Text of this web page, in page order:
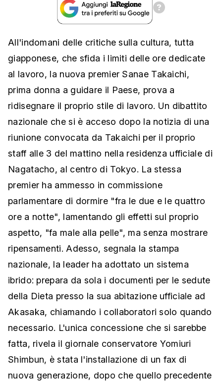
All'indomani delle critiche sulla cultura, tutta
giapponese, che sfida i limiti delle ore dedicate
al lavoro, la nuova premier Sanae Takaichi,
prima donna a guidare il Paese, prova a
ridisegnare il proprio stile di lavoro. Un dibattito
nazionale che si è acceso dopo la notizia di una
riunione convocata da Takaichi per il proprio
staff alle 3 del mattino nella residenza ufficiale di
Nagatacho, al centro di Tokyo. La stessa
premier ha ammesso in commissione
parlamentare di dormire "fra le due e le quattro
ore a notte", lamentando gli effetti sul proprio
aspetto, "fa male alla pelle", ma senza mostrare
ripensamenti. Adesso, segnala la stampa
nazionale, la leader ha adottato un sistema
ibrido: prepara da sola i documenti per le sedute
della Dieta presso la sua abitazione ufficiale ad
Akasaka, chiamando i collaboratori solo quando
necessario. L'unica concessione che si sarebbe
fatta, rivela il giornale conservatore Yomiuri
Shimbun, è stata l'installazione di un fax di
nuova generazione, dopo che quello precedente